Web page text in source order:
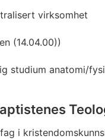
virksomhet
(14.04.00))
studium anatomi/
i